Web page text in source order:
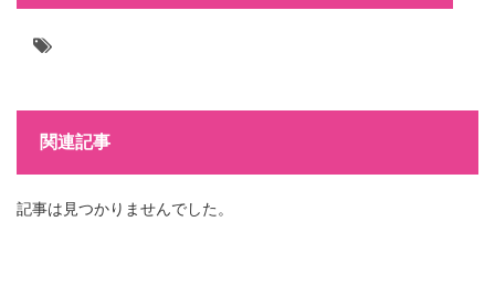
関連記事
記事は見つかりませんでした。